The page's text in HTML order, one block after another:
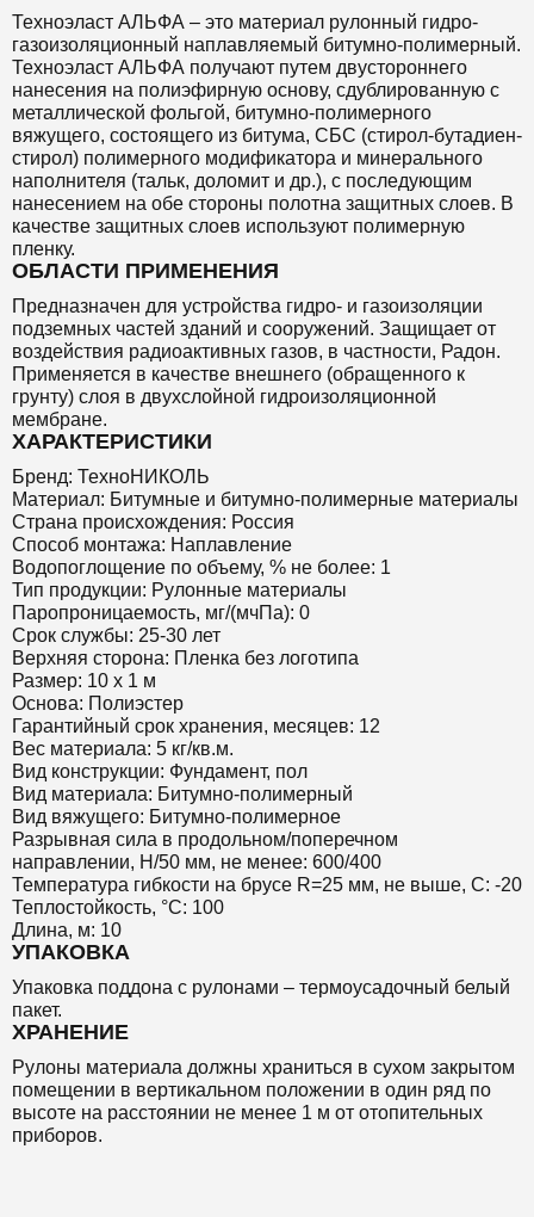
Техноэласт АЛЬФА – это материал рулонный гидро-
газоизоляционный наплавляемый битумно-полимерный.
Техноэласт АЛЬФА получают путем двустороннего
нанесения на полиэфирную основу, сдублированную с
металлической фольгой, битумно-полимерного
вяжущего, состоящего из битума, СБС (стирол-бутадиен-
стирол) полимерного модификатора и минерального
наполнителя (тальк, доломит и др.), с последующим
нанесением на обе стороны полотна защитных слоев. В
качестве защитных слоев используют полимерную
пленку.
ОБЛАСТИ ПРИМЕНЕНИЯ
Предназначен для устройства гидро- и газоизоляции
подземных частей зданий и сооружений. Защищает от
воздействия радиоактивных газов, в частности, Радон.
Применяется в качестве внешнего (обращенного к
грунту) слоя в двухслойной гидроизоляционной
мембране.
ХАРАКТЕРИСТИКИ
Бренд: ТехноНИКОЛЬ
Материал: Битумные и битумно-полимерные материалы
Страна происхождения: Россия
Способ монтажа: Наплавление
Водопоглощение по объему, % не более: 1
Тип продукции: Рулонные материалы
Паропроницаемость, мг/(мчПа): 0
Срок службы: 25-30 лет
Верхняя сторона: Пленка без логотипа
Размер: 10 х 1 м
Основа: Полиэстер
Гарантийный срок хранения, месяцев: 12
Вес материала: 5 кг/кв.м.
Вид конструкции: Фундамент, пол
Вид материала: Битумно-полимерный
Вид вяжущего: Битумно-полимерное
Разрывная сила в продольном/поперечном
направлении, Н/50 мм, не менее: 600/400
Температура гибкости на брусе R=25 мм, не выше, С: -20
Теплостойкость, °С: 100
Длина, м: 10
УПАКОВКА
Упаковка поддона с рулонами – термоусадочный белый
пакет.
ХРАНЕНИЕ
Рулоны материала должны храниться в сухом закрытом
помещении в вертикальном положении в один ряд по
высоте на расстоянии не менее 1 м от отопительных
приборов.